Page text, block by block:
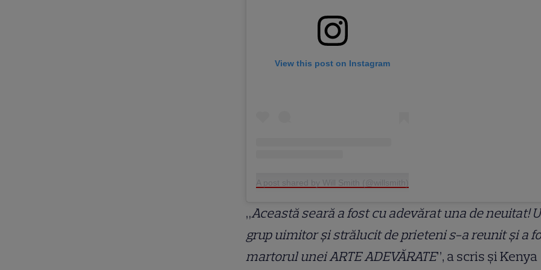
View this post on Instagram
A post shared by Will Smith (@willsmith)
„Această seară a fost cu adevărat una de neuitat!
grup uimitor și strălucit de prieteni s-a reunit și a
martorul unei ARTE ADEVĂRATE”, a scris și Kenya